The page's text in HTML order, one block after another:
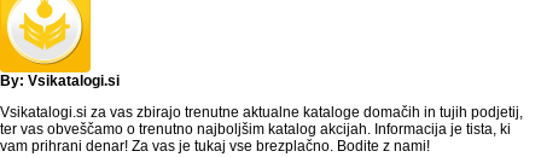
By: Vsikatalogi.si
Vsikatalogi.si za vas zbirajo trenutne aktualne kataloge domačih in tujih podjetij,
ter vas obveščamo o trenutno najboljšim katalog akcijah. Informacija je tista, ki
vam prihrani denar! Za vas je tukaj vse brezplačno. Bodite z nami!